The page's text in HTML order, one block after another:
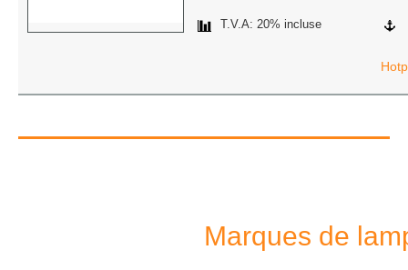
T.V.A: 20% incluse
Marques de